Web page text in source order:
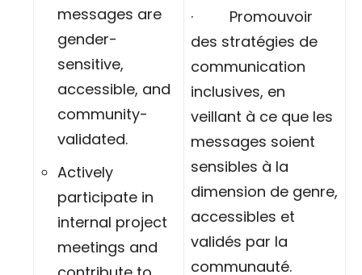
messages are
gender-
sensitive,
accessible, and
community-
validated.
Actively
participate in
internal project
meetings and
· Promouvoir
des stratégies de
communication
inclusives, en
veillant à ce que les
messages soient
sensibles à la
dimension de genre,
accessibles et
validés par la
communauté.